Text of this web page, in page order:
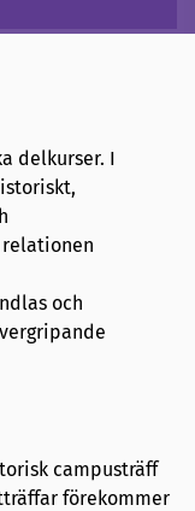
delkurser. I
och
campusträff
förekommer